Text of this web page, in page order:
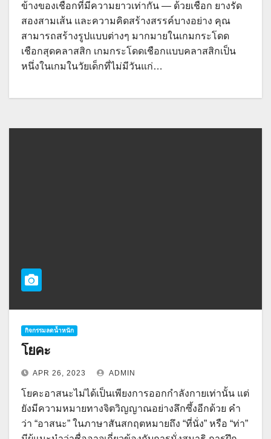
ข้างของเชือกที่มีความยาวเท่ากัน — ด้วยเชือก ยางรัด
สองสามเส้น และความคิดสร้างสรรค์บางอย่าง คุณ
สามารถสร้างรูปแบบต่างๆ มากมายในเกมกระโดด
เชือกสุดคลาสสิก เกมกระโดดเชือกแบบคลาสสิกเป็น
หนึ่งในเกมในวัยเด็กที่ไม่มีวันแก่…
กิจกรรมลดน้ำหนัก
โยคะ
APR 26, 2023 ADMIN
โยคะอาสนะไม่ได้เป็นเพียงการออกกำลังกายเท่านั้น แต่
ยังมีความหมายทางจิตวิญญาณอย่างลึกซึ้งอีกด้วย คำ
ว่า “อาสนะ” ในภาษาสันสกฤตหมายถึง “ที่นั่ง” หรือ “ท่า”